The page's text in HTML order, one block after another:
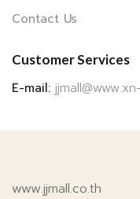
Contact Us
Customer Services
E-mail:
www.jjmall.co.th